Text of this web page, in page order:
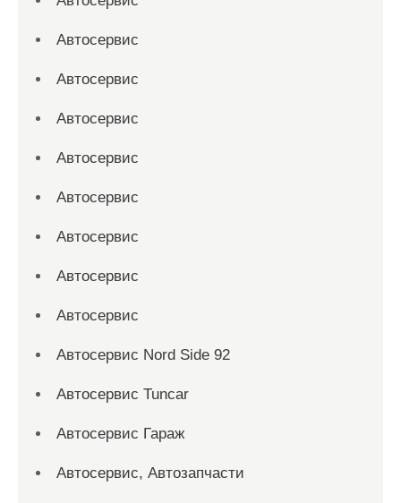
Автосервис
Автосервис
Автосервис
Автосервис
Автосервис
Автосервис
Автосервис
Автосервис
Автосервис Nord Side 92
Автосервис Tuncar
Автосервис Гараж
Автосервис, Автозапчасти